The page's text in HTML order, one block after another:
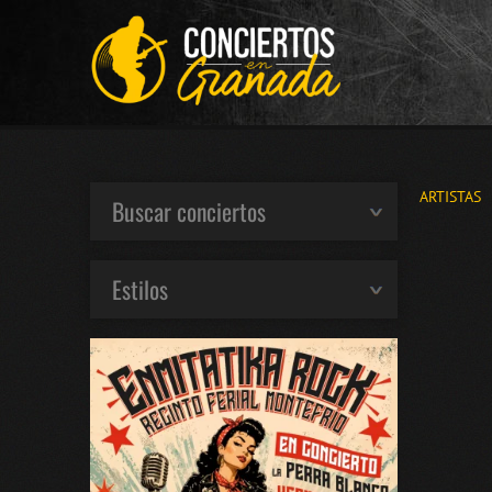
ARTISTAS
Buscar conciertos
Estilos